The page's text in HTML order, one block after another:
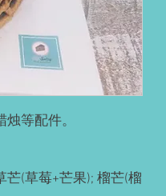
等配件。
芒(草莓+芒果); 榴芒(榴